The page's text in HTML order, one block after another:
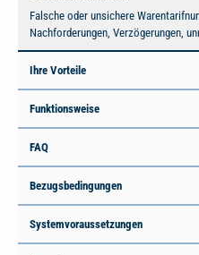
Falsche oder unsichere
Nachforderungen, Verzögerungen,
Ihre Vorteile
Funktionsweise
FAQ
Bezugsbedingungen
Systemvoraussetzungen